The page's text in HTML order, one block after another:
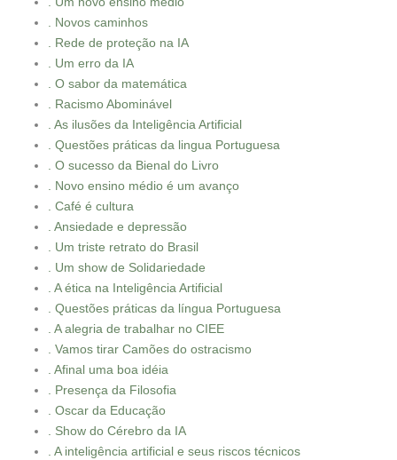
. Novos caminhos
. Rede de proteção na IA
. Um erro da IA
. O sabor da matemática
. Racismo Abominável
. As ilusões da Inteligência Artificial
. Questões práticas da lingua Portuguesa
. O sucesso da Bienal do Livro
. Novo ensino médio é um avanço
. Café é cultura
. Ansiedade e depressão
. Um triste retrato do Brasil
. Um show de Solidariedade
. A ética na Inteligência Artificial
. Questões práticas da língua Portuguesa
. A alegria de trabalhar no CIEE
. Vamos tirar Camões do ostracismo
. Afinal uma boa idéia
. Presença da Filosofia
. Oscar da Educação
. Show do Cérebro da IA
. A inteligência artificial e seus riscos técnicos